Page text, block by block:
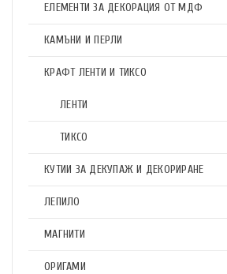
ЕЛЕМЕНТИ ЗА ДЕКОРАЦИЯ ОТ МДФ
КАМЪНИ И ПЕРЛИ
КРАФТ ЛЕНТИ И ТИКСО
ЛЕНТИ
ТИКСО
КУТИИ ЗА ДЕКУПАЖ И ДЕКОРИРАНЕ
ЛЕПИЛО
МАГНИТИ
ОРИГАМИ